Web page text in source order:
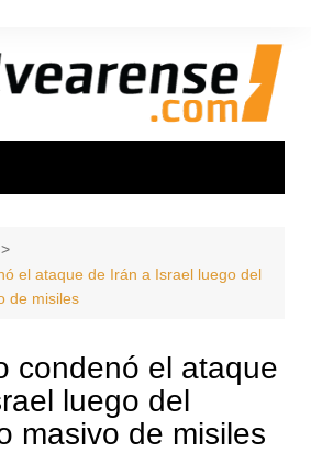
el ataque de Irán a Israel luego del
de misiles
condenó el ataque
luego del
masivo de misiles